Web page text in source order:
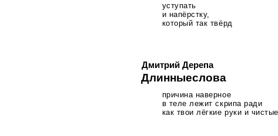
уступать
и напёрстку,
который так твёрд
Дмитрий Дерепа
Длинныеслова
причина наверное
в теле лежит скрипа ради
как твои лёгкие руки и